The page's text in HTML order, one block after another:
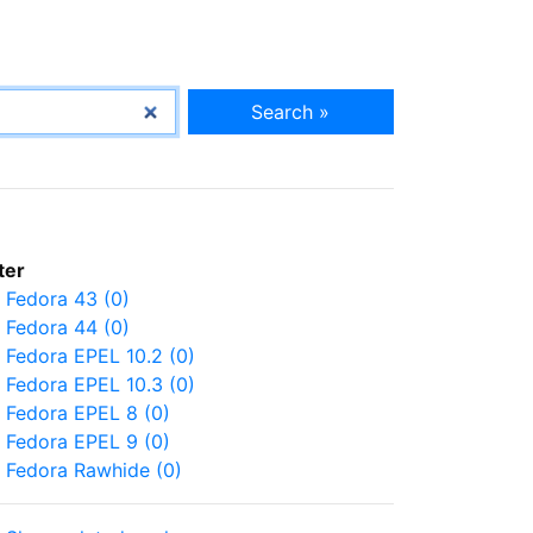
Search »
Fedora 43 (0)
Fedora 44 (0)
Fedora EPEL 10.2 (0)
Fedora EPEL 10.3 (0)
Fedora EPEL 8 (0)
Fedora EPEL 9 (0)
Fedora Rawhide (0)